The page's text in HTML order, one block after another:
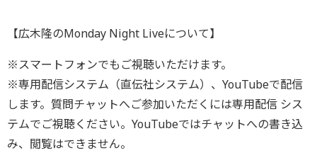
【広木隆のMonday Night Liveについて】
※スマートフォンでもご視聴いただけます。
※専用配信システム（直伝社システム）、YouTubeで配信
します。質問チャットへご参加いただくには専用配信 シス
テムでご視聴ください。YouTubeではチャットへの書き込
み、閲覧はできません。